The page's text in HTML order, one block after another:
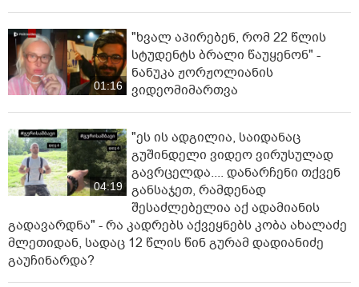
01:16
"ხვალ აპირებენ, რომ 22 წლის
სტუდენტს ბრალი წაუყენონ" -
ნანუკა ჟორჟოლიანის
ვიდეომიმართვა
04:19
"ეს ის ადგილია, საიდანაც
გუშინდელი ვიდეო ვირუსულად
გავრცელდა.... დანარჩენი თქვენ
განსაჯეთ, რამდენად
შესაძლებელია აქ ადამიანის
გადავარდნა" - რა კადრებს აქვეყნებს კობა ახალაძე
მლეთიდან, სადაც 12 წლის წინ გურამ დადიანიძე
გაუჩინარდა?